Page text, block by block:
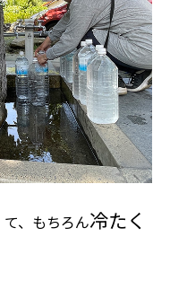
て、もちろん冷たく